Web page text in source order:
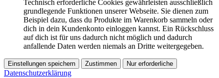
Technisch erforderliche Cookies gewährleisten ausschließlich
grundlegende Funktionen unserer Webseite. Sie dienen zum
Beispiel dazu, dass du Produkte im Warenkorb sammeln oder
dich in dein Kundenkonto einloggen kannst. Ein Rückschluss
auf dich ist für uns dadurch nicht möglich und dadurch
anfallende Daten werden niemals an Dritte weitergegeben.
Einstellungen speichern Zustimmen Nur erforderliche
Datenschutzerklärung